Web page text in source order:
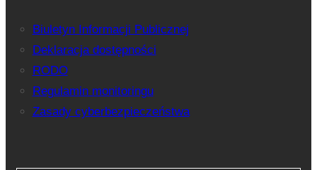
Biuletyn Informacji Publicznej
Deklaracja dostępności
RODO
Regulamin monitoringu
Zasady cyberbezpieczeństwa